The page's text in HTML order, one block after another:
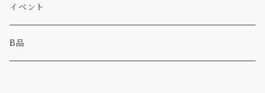
パーカー・トレーナー
カー
キャンプ
イベント
B品